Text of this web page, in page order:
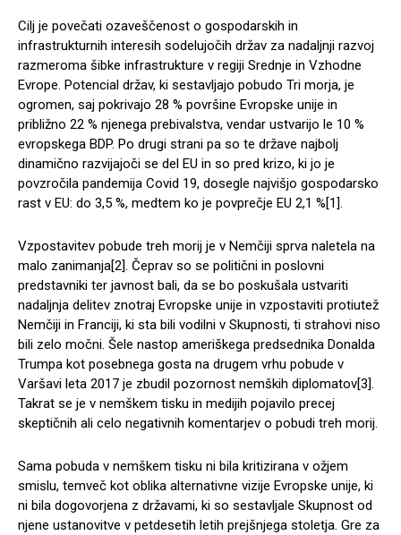
Cilj je povečati ozaveščenost o gospodarskih in
infrastrukturnih interesih sodelujočih držav za nadaljnji razvoj
razmeroma šibke infrastrukture v regiji Srednje in Vzhodne
Evrope. Potencial držav, ki sestavljajo pobudo Tri morja, je
ogromen, saj pokrivajo 28 % površine Evropske unije in
približno 22 % njenega prebivalstva, vendar ustvarijo le 10 %
evropskega BDP. Po drugi strani pa so te države najbolj
dinamično razvijajoči se del EU in so pred krizo, ki jo je
povzročila pandemija Covid 19, dosegle najvišjo gospodarsko
rast v EU: do 3,5 %, medtem ko je povprečje EU 2,1 %[1].
Vzpostavitev pobude treh morij je v Nemčiji sprva naletela na
malo zanimanja[2]. Čeprav so se politični in poslovni
predstavniki ter javnost bali, da se bo poskušala ustvariti
nadaljnja delitev znotraj Evropske unije in vzpostaviti protiutež
Nemčiji in Franciji, ki sta bili vodilni v Skupnosti, ti strahovi niso
bili zelo močni. Šele nastop ameriškega predsednika Donalda
Trumpa kot posebnega gosta na drugem vrhu pobude v
Varšavi leta 2017 je zbudil pozornost nemških diplomatov[3].
Takrat se je v nemškem tisku in medijih pojavilo precej
skeptičnih ali celo negativnih komentarjev o pobudi treh morij.
Sama pobuda v nemškem tisku ni bila kritizirana v ožjem
smislu, temveč kot oblika alternativne vizije Evropske unije, ki
ni bila dogovorjena z državami, ki so sestavljale Skupnost od
njene ustanovitve v petdesetih letih prejšnjega stoletja. Gre za